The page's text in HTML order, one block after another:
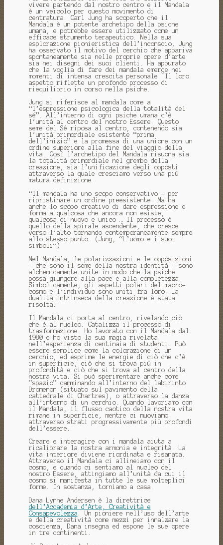
vivere partendo dal nostro centro e il Mandala
è un veicolo per questo movimento di
centratura. Carl Jung ha scoperto che il
Mandala è un potente archetipo della psiche
umana, e potrebbe essere utilizzato come un
efficace strumento terapeutico. Nella sua
esplorazione pionieristica dell’inconscio, Jung
ha osservato il motivo del cerchio che appariva
spontaneamente sia nelle proprie opere d’arte
sia nei disegni dei suoi clienti. Ha appurato
che la voglia di fare dei mandala emerge nei
momenti di intensa crescita personale. Il loro
aspetto riflette un profondo processo di
riequilibrio in corso nella psiche.
Jung si riferisce al mandala come a
“l’espressione psicologica della totalità del
sé”. All’interno di ogni psiche umana c’è
l’unità al centro del nostro Essere. Questo
seme del Sé riposa al centro, contenendo sia
l’unità primordiale esistente “prima
dell’inizio” e la promessa di una unione con un
ordine superiore alla fine del viaggio della
vita. Così l’archetipo del Mandala risuona sia
la totalità primordiale nel grembo della
creazione, sia l’unificazione degli opposti
attraverso la quale cresciamo verso una più
matura definizione.
“Il mandala ha uno scopo conservativo - per
ripristinare un ordine preesistente. Ma ha
anche lo scopo creativo di dare espressione e
forma a qualcosa che ancora non esiste,
qualcosa di nuovo e unico … Il processo è
quello della spirale ascendente, che cresce
verso l’alto tornando contemporaneamente sempre
allo stesso punto. (Jung, “L’uomo e i suoi
simboli”)
Nel Mandala, le polarizzazioni e le opposizioni
- che sono il seme della nostra identità - sono
alchemicamente unite in modo che la psiche
possa giungere alla pace e alla completezza.
Simbolicamente, gli aspetti polari del macro-
cosmo e l’individuo sono uniti fra loro. La
dualità intrinseca della creazione è stata
risolta.
Il Mandala ci porta al centro, rivelando ciò
che è al nucleo. Catalizza il processo di
trasformazione. Ho lavorato con il Mandala dal
1980 e ho visto la sua magia rivelata
nell’esperienza di centinaia di studenti. Può
essere semplice come la colorazione di un
cerchio, ed esprime le energie di ciò che c’è
in superficie, ciò che si trova più in
profondità e ciò che si trova al centro della
nostra vita. Si può sperimentare anche come
“spazio” camminando all’interno del labirinto
Dromenon (situato sul pavimento della
cattedrale di Chartres), o attraverso la danza
all’interno di un cerchio. Quando lavoriamo con
il Mandala, il flusso caotico della nostra vita
rimane in superficie, mentre ci muoviamo
attraverso strati progressivamente più profondi
dell’essere.
Creare e interagire con i mandala aiuta a
ricalibrare la nostra armonia e integrità. La
vita interiore diviene riordinata e risanata.
Attraverso il Mandala ci allineiamo con il
cosmo, e quando ci sentiamo al nucleo del
nostro Essere, attingiamo all’unità da cui il
cosmo si manifesta in tutte le sue molteplici
forme. In sostanza, torniamo a casa.
Dana Lynne Andersen è la direttrice
dell’Accademia d’Arte, Creatività e
Consapevolezza . Un pioniere nell’uso dell’arte
e della creatività come mezzi per innalzare la
coscienza, Dana insegna ed espone le sue opere
in tre continenti.